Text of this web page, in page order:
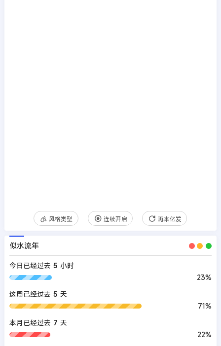
风格类型 连续开启 再来亿发
似水流年
今日已经过去 5 小时
23%
这周已经过去 5 天
71%
本月已经过去 7 天
22%